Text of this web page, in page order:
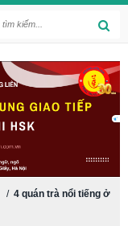
/ 4 quán trà nổi tiếng ở